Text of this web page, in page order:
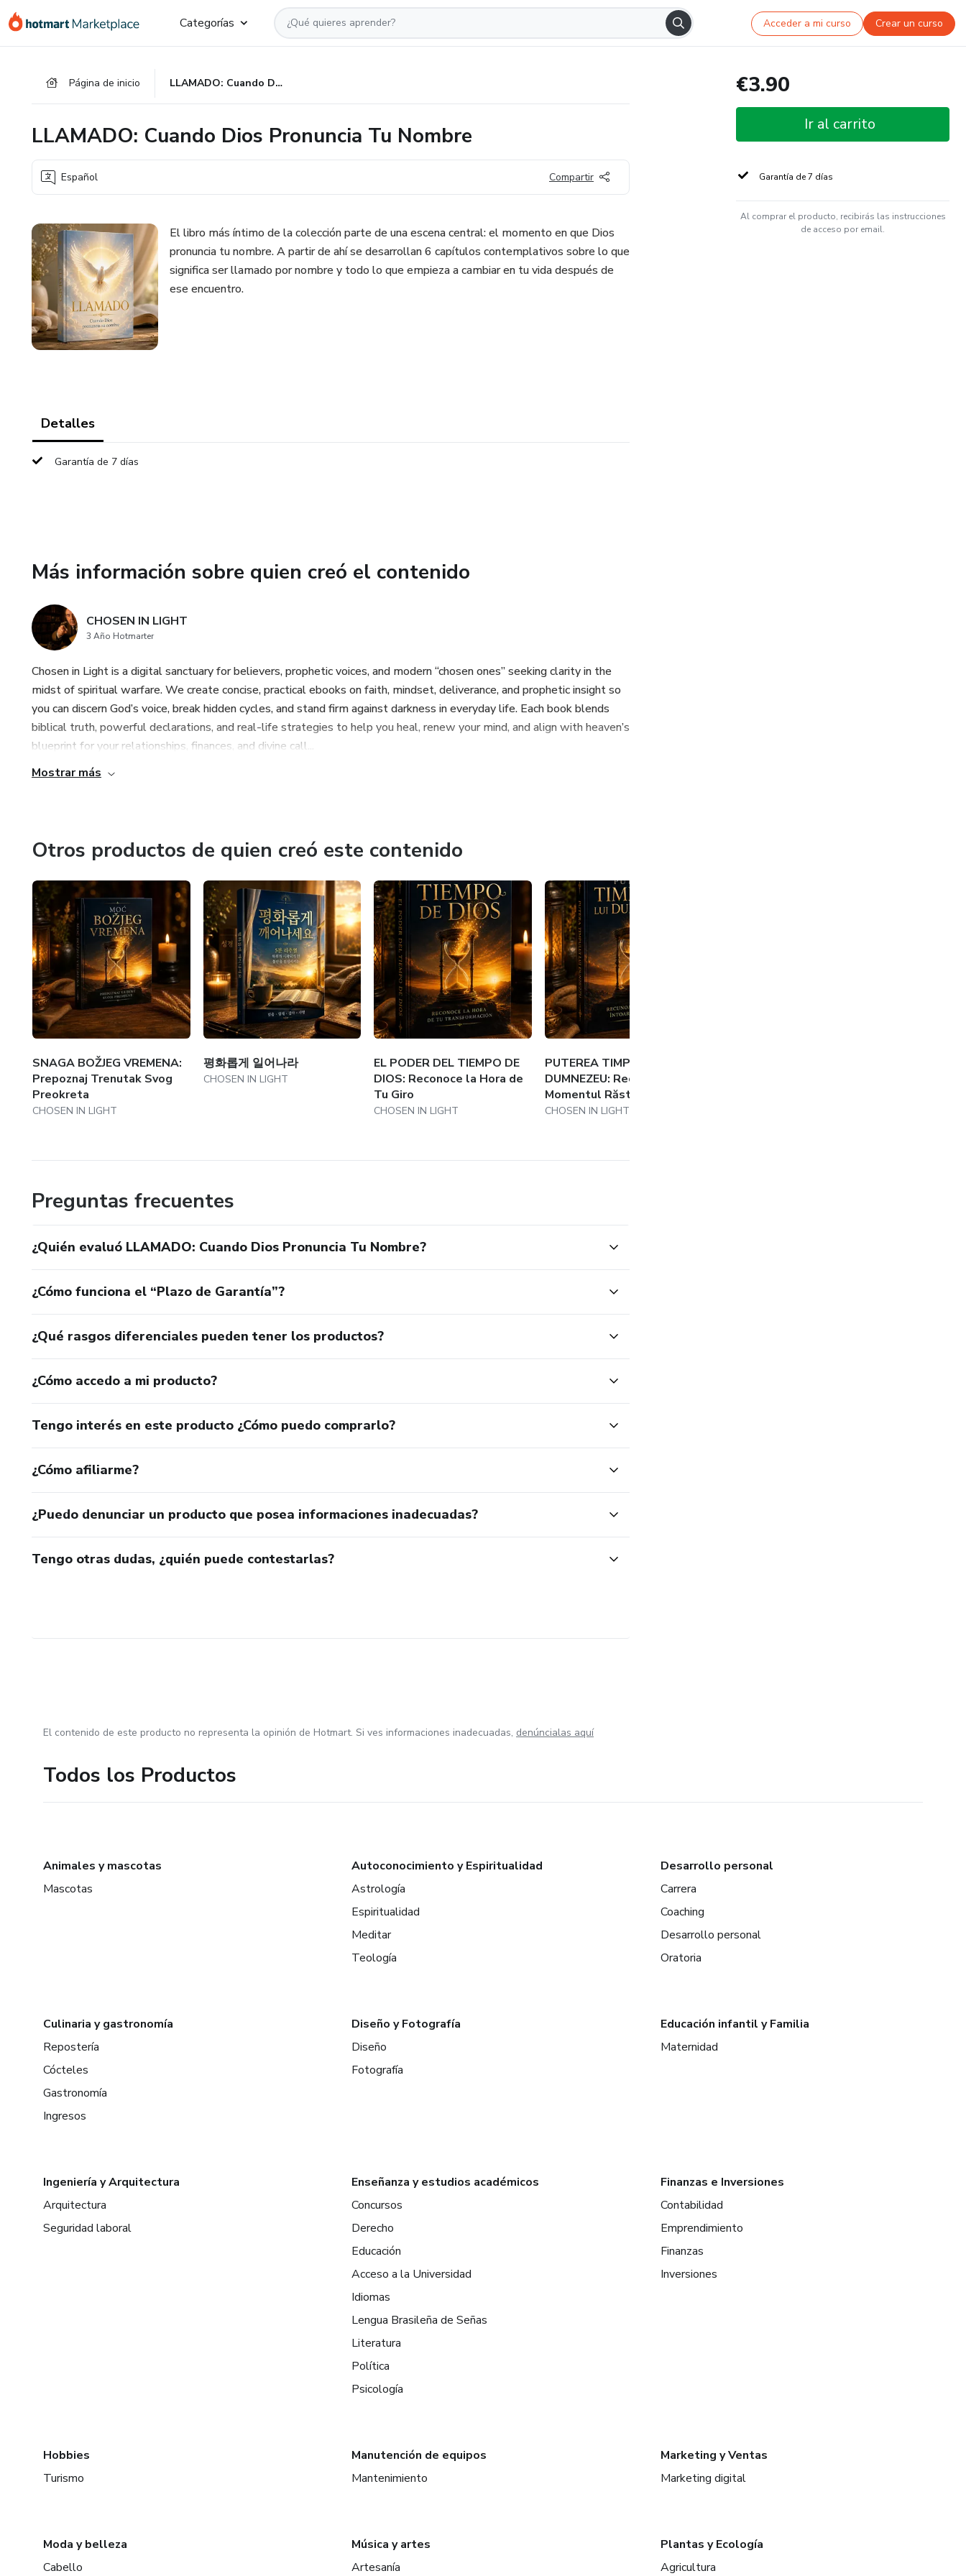
Categorías Acceder a mi curso Crear un curso
Página de inicio LLAMADO: Cuando Dios Pronuncia Tu Nombre
LLAMADO: Cuando Dios Pronuncia Tu Nombre
Español Compartir
El libro más íntimo de la colección parte de una escena central: el momento en que Dios
pronuncia tu nombre. A partir de ahí se desarrollan 6 capítulos contemplativos sobre lo que
significa ser llamado por nombre y todo lo que empieza a cambiar en tu vida después de
ese encuentro.
Detalles
Garantía de 7 días
Más información sobre quien creó el contenido
CHOSEN IN LIGHT
3 Año Hotmarter
Chosen in Light is a digital sanctuary for believers, prophetic voices, and modern “chosen ones” seeking clarity in the
midst of spiritual warfare. We create concise, practical ebooks on faith, mindset, deliverance, and prophetic insight so
you can discern God’s voice, break hidden cycles, and stand firm against darkness in everyday life. Each book blends
biblical truth, powerful declarations, and real-life strategies to help you heal, renew your mind, and align with heaven’s
blueprint for your relationships, finances, and divine call...
Mostrar más
Otros productos de quien creó este contenido
SNAGA BOŽJEG VREMENA:
Prepoznaj Trenutak Svog
Preokreta
CHOSEN IN LIGHT
평화롭게 일어나라
CHOSEN IN LIGHT
EL PODER DEL TIEMPO DE
DIOS: Reconoce la Hora de
Tu Giro
CHOSEN IN LIGHT
PUTEREA TIMPULUI LUI
DUMNEZEU: Recunoaște
Momentul Răsturnăr...
CHOSEN IN LIGHT
Preguntas frecuentes
¿Quién evaluó LLAMADO: Cuando Dios Pronuncia Tu Nombre?
¿Cómo funciona el “Plazo de Garantía”?
¿Qué rasgos diferenciales pueden tener los productos?
¿Cómo accedo a mi producto?
Tengo interés en este producto ¿Cómo puedo comprarlo?
¿Cómo afiliarme?
¿Puedo denunciar un producto que posea informaciones inadecuadas?
Tengo otras dudas, ¿quién puede contestarlas?
€3.90
Ir al carrito
Garantía de 7 días
Al comprar el producto, recibirás las instrucciones
de acceso por email.
El contenido de este producto no representa la opinión de Hotmart. Si ves informaciones inadecuadas, denúncialas aquí
Todos los Productos
Animales y mascotas
Mascotas
Autoconocimiento y Espiritualidad
Astrología
Espiritualidad
Meditar
Teología
Desarrollo personal
Carrera
Coaching
Desarrollo personal
Oratoria
Culinaria y gastronomía
Repostería
Cócteles
Gastronomía
Ingresos
Diseño y Fotografía
Diseño
Fotografía
Educación infantil y Familia
Maternidad
Ingeniería y Arquitectura
Arquitectura
Seguridad laboral
Enseñanza y estudios académicos
Concursos
Derecho
Educación
Acceso a la Universidad
Idiomas
Lengua Brasileña de Señas
Literatura
Política
Psicología
Finanzas e Inversiones
Contabilidad
Emprendimiento
Finanzas
Inversiones
Hobbies
Turismo
Manutención de equipos
Mantenimiento
Marketing y Ventas
Marketing digital
Moda y belleza
Cabello
Música y artes
Artesanía
Plantas y Ecología
Agricultura